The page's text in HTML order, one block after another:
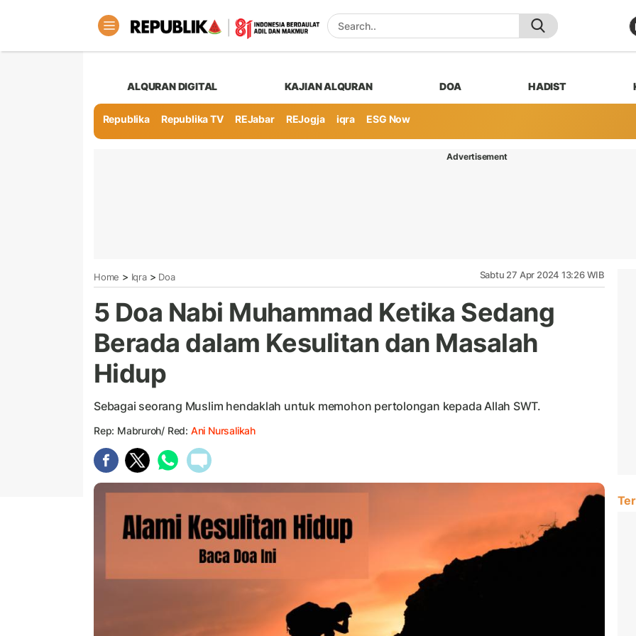
ALQURAN DIGITAL KAJIAN ALQURAN DOA HADIST
Republika Republika TV REJabar REJogja iqra ESG Now
Advertisement
Home > Iqra> Doa Sabtu 27 Apr 2024 13:26 WIB
5 Doa Nabi Muhammad Ketika Sedang
Berada dalam Kesulitan dan Masalah
Hidup
Sebagai seorang Muslim hendaklah untuk memohon pertolongan kepada Allah SWT.
Rep: Mabruroh/ Red: Ani Nursalikah